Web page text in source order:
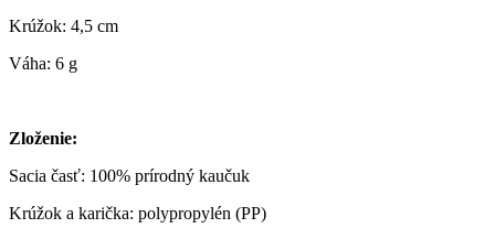
Krúžok: 4,5 cm
Váha: 6 g
Zloženie:
Sacia časť: 100% prírodný kaučuk
Krúžok a karička: polypropylén (PP)